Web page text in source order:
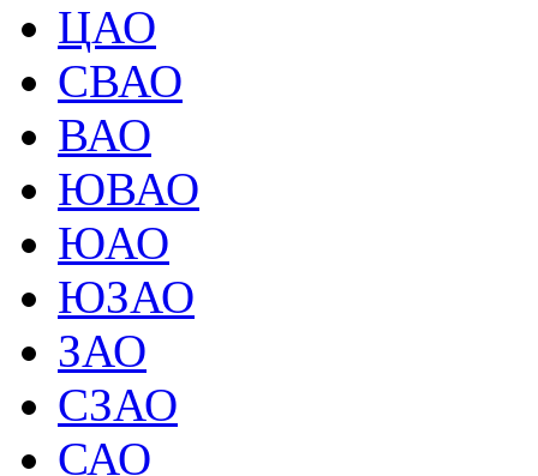
ЦАО
СВАО
ВАО
ЮВАО
ЮАО
ЮЗАО
ЗАО
СЗАО
САО